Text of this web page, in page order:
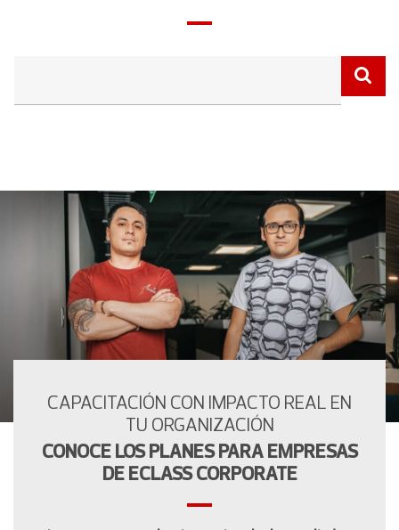
CAPACITACIÓN CON IMPACTO REAL EN
TU ORGANIZACIÓN
CONOCE LOS PLANES PARA EMPRESAS
DE ECLASS CORPORATE